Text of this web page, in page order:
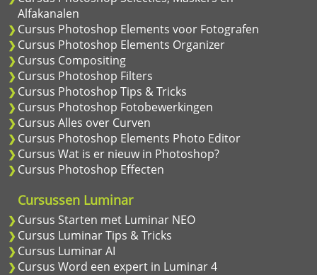
Alfakanalen
Cursus Photoshop Elements voor Fotografen
Cursus Photoshop Elements Organizer
Cursus Compositing
Cursus Photoshop Filters
Cursus Photoshop Tips & Tricks
Cursus Photoshop Fotobewerkingen
Cursus Alles over Curven
Cursus Photoshop Elements Photo Editor
Cursus Wat is er nieuw in Photoshop?
Cursus Photoshop Effecten
Cursussen Luminar
Cursus Starten met Luminar NEO
Cursus Luminar Tips & Tricks
Cursus Luminar AI
Cursus Word een expert in Luminar 4